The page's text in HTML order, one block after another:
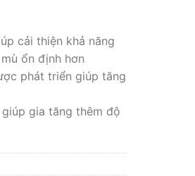
cải thiện khả năng
ổn định hơn
phát triển giúp tăng
gia tăng thêm độ